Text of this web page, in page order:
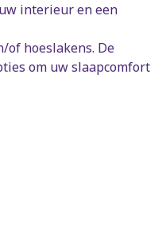
interieur en een
of hoeslakens. De
om uw slaapcomfort